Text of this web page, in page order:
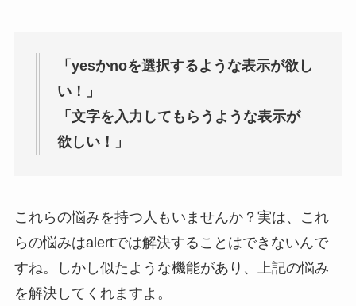
「yesかnoを選択するような表示が欲し
い！」
「文字を入力してもらうような表示が
欲しい！」
これらの悩みを持つ人もいませんか？実は、これ
らの悩みはalertでは解決することはできないんで
すね。しかし似たような機能があり、上記の悩み
を解決してくれますよ。